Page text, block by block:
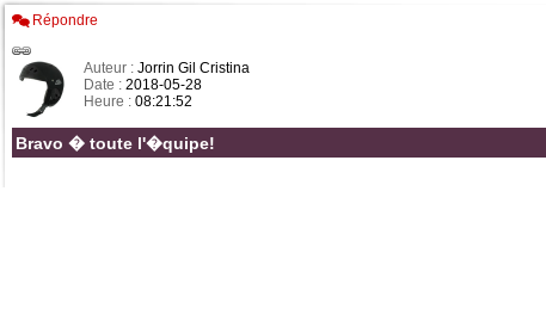
Répondre
Auteur : Jorrin Gil Cristina
Date : 2018-05-28
Heure : 08:21:52
Bravo � toute l'�quipe!